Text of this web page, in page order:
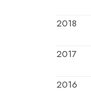
2018
2017
2016